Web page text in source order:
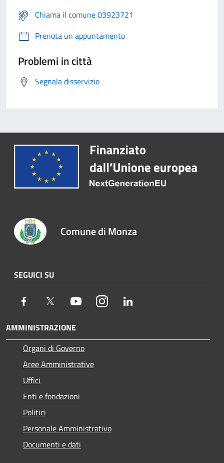
Chiama il comune 03923721
Prenota un appuntamento
Problemi in città
Segnala disservizio
Comune di Monza
SEGUICI SU
Facebook Twitter YoutubeInstagram
AMMINISTRAZIONE
Organi di Governo
Aree Amministrative
Uffici
Enti e fondazioni
Politici
Personale Amministrativo
Documenti e dati